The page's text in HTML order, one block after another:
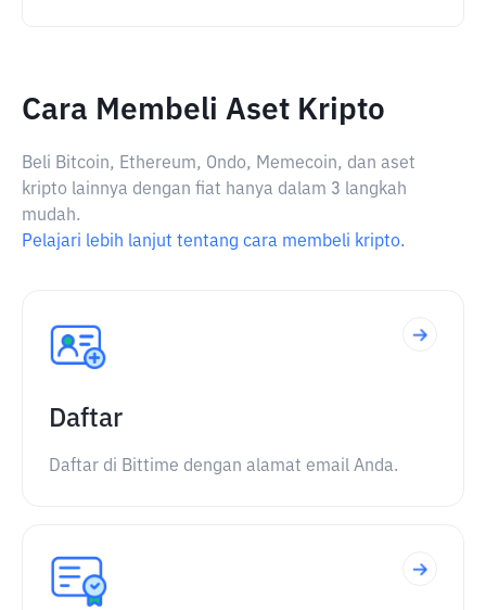
Cara Membeli Aset Kripto
Beli Bitcoin, Ethereum, Ondo, Memecoin, dan aset
kripto lainnya dengan fiat hanya dalam 3 langkah
mudah.
Pelajari lebih lanjut tentang cara membeli kripto.
Daftar
Daftar di Bittime dengan alamat email Anda.